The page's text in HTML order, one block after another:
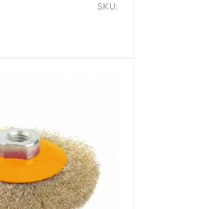
SKU: